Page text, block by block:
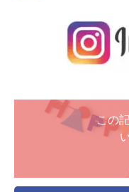
この